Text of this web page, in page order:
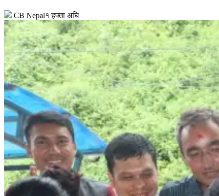
CB Nepal१ हफ्ता अघि